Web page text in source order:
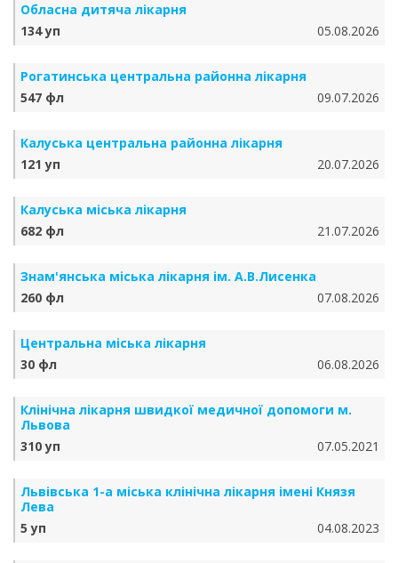
Обласна дитяча лікарня
134 уп
05.08.2026
Рогатинська центральна районна лікарня
547 фл
09.07.2026
Калуська центральна районна лікарня
121 уп
20.07.2026
Калуська міська лікарня
682 фл
21.07.2026
Знам'янська міська лікарня ім. А.В.Лисенка
260 фл
07.08.2026
Центральна міська лікарня
30 фл
06.08.2026
Клінічна лікарня швидкої медичної допомоги м.
Львова
310 уп
07.05.2021
Львівська 1-а міська клінічна лікарня імені Князя
Лева
5 уп
04.08.2023